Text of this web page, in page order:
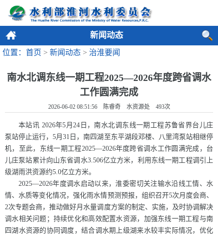
新闻动态
位置：首页 > 新闻动态 > 治淮要闻
南水北调东线一期工程2025—2026年度跨省调水
工作圆满完成
2026-06-02 08:51:56 陈睿奇 水资源处 493次
本站讯 2026年5月24日，南水北调东线一期工程苏鲁省界台儿庄
泵站停止运行，5月31日，南四湖至东平湖段邓楼、八里湾泵站相继停
机，至此，东线一期工程2025—2026年度跨省调水工作圆满完成，台
儿庄泵站累计向山东省调水3.506亿立方米，利用东线一期工程调引上
级湖雨洪资源约5.0亿立方米。
2025—2026年度调水启动以来，淮委密切关注输水沿线工情、水
情、水质等变化情况，强化雨水情预测预报，组织召开5次月度会商、
2次专题会商，推动做好月水量调度方案的制定、实施，及时协调解决
调水相关问题；持续优化和高效配置水资源，加强东线一期工程与南
四湖水资源的协同调度，结合调水期上级湖来水较丰实际情况，优化